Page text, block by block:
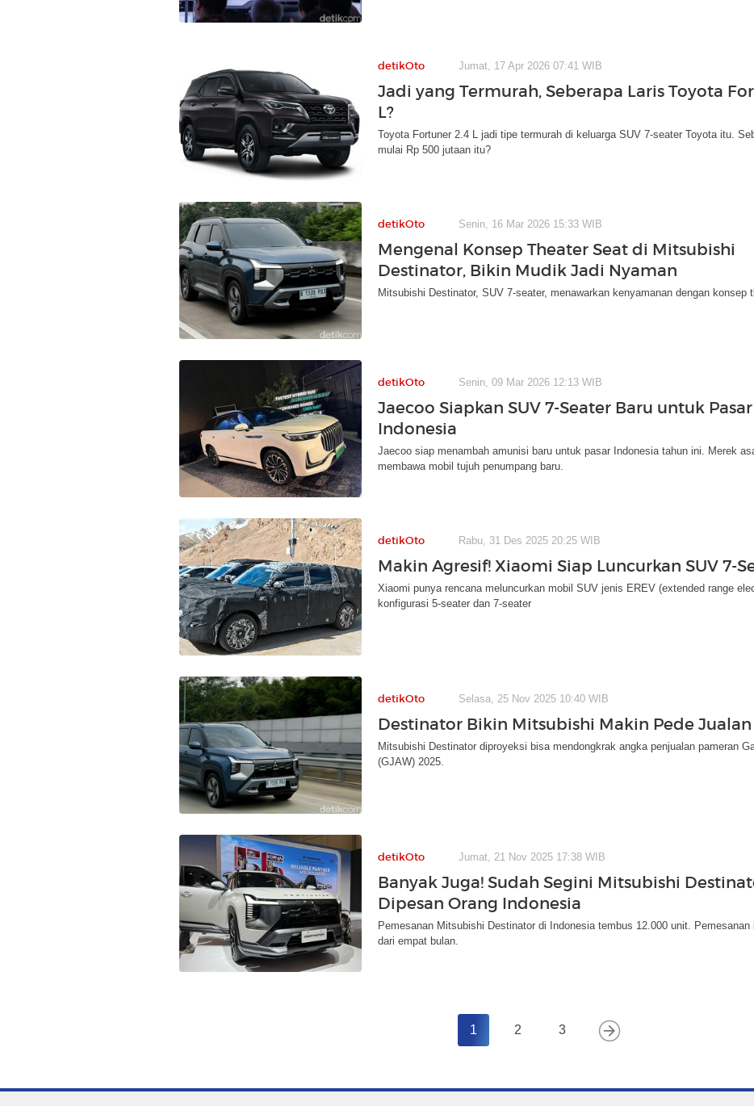
detikOto Jumat, 17 Apr 2026 07:41 WIB
Jadi yang Termurah, Seberapa Laris Toyota
L?
Toyota Fortuner 2.4 L jadi tipe termurah di keluarga SUV 7-seater Toyota itu.
mulai Rp 500 jutaan itu?
detikOto Senin, 16 Mar 2026 15:33 WIB
Mengenal Konsep Theater Seat di Mitsubishi
Destinator, Bikin Mudik Jadi Nyaman
Mitsubishi Destinator, SUV 7-seater, menawarkan kenyamanan dengan konsep
detikOto Senin, 09 Mar 2026 12:13 WIB
Jaecoo Siapkan SUV 7-Seater Baru untuk Pasar
Indonesia
Jaecoo siap menambah amunisi baru untuk pasar Indonesia tahun ini. Merek
membawa mobil tujuh penumpang baru.
detikOto Rabu, 31 Des 2025 20:25 WIB
Makin Agresif! Xiaomi Siap Luncurkan SUV 7-
Xiaomi punya rencana meluncurkan mobil SUV jenis EREV (extended range
konfigurasi 5-seater dan 7-seater
detikOto Selasa, 25 Nov 2025 10:40 WIB
Destinator Bikin Mitsubishi Makin Pede Jualan
Mitsubishi Destinator diproyeksi bisa mendongkrak angka penjualan pameran
(GJAW) 2025.
detikOto Jumat, 21 Nov 2025 17:38 WIB
Banyak Juga! Sudah Segini Mitsubishi
Dipesan Orang Indonesia
Pemesanan Mitsubishi Destinator di Indonesia tembus 12.000 unit.
dari empat bulan.
1 2 3